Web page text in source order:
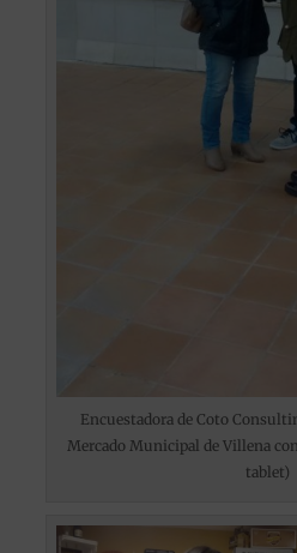
Encuestadora de Coto
Mercado Municipal de Villena
tablet)